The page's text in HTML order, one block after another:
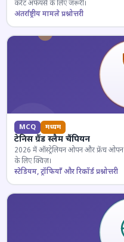
करेंट अफेयर्स के लिए जरूरी।
अंतर्राष्ट्रीय मामले प्रश्नोत्तरी
MCQ मध्यम
टेनिस ग्रैंड स्लैम चैंपियन
2026 में ऑस्ट्रेलियन ओपन और फ्रेंच ओपन
के लिए क्विज़।
स्टेडियम, ट्रॉफियाँ और रिकॉर्ड प्रश्नोत्तरी